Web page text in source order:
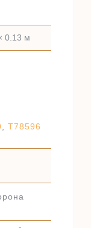
0.13 м
T78596